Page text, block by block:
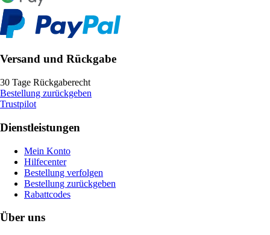
Versand und Rückgabe
30 Tage Rückgaberecht
Bestellung zurückgeben
Trustpilot
Dienstleistungen
Mein Konto
Hilfecenter
Bestellung verfolgen
Bestellung zurückgeben
Rabattcodes
Über uns